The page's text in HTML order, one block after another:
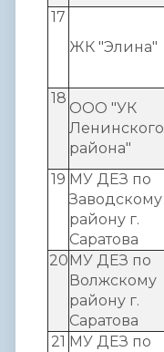
17
ЖК "Элина"
18
ООО "УК
Ленинского
района"
19 МУ ДЕЗ по
Заводскому
району г.
Саратова
20МУ ДЕЗ по
Волжскому
району г.
Саратова
21 МУ ДЕЗ по